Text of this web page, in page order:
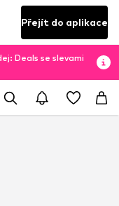
Přejít do aplikace
Deals se slevami